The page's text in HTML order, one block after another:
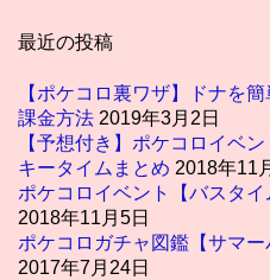
最近の投稿
【ポケコロ裏ワザ】ドナを
課金方法 2019年3月2日
【予想付き】ポケコロイベ
キータイムまとめ 2018年11
ポケコロイベント【バスタ
2018年11月5日
ポケコロガチャ図鑑【サマ
2017年7月24日